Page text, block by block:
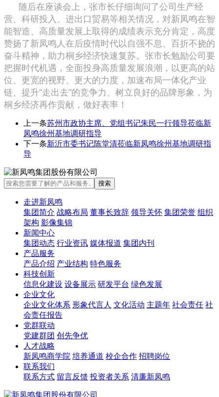
随后在座谈会上，张市长仔细询问了公司生产经
营、科研投入、进出口贸易等相关情况，对新凤鸣在智
能智造、高质量发展上取得的成绩表示充分肯定，高度
赞扬了新凤鸣人在后疫情时代以自强不息、百折不挠的
奋斗精神，助力桐乡经济快速复苏。张市长勉励公司要
把握时代机遇，全面投身高质量发展浪潮，以更高的站
位、更宽的视野、更大的力度，加速布局一体化产业
链、提升“走出去”的竞争力、树立良好的品牌形象，为
桐乡经济再作贡献，做好表率！
上一条苏州市政协主席、党组书记朱民一行领导莅临新
凤鸣徐州基地调研指导
下一条新沂市委书记陈堂清莅临新凤鸣徐州基地调研指
导
走进新凤鸣
集团简介 战略布局 董事长致辞 领导关怀 集团荣誉 组织
架构 影像集锦
新闻中心
集团动态 行业资讯 媒体报道 集团内刊
产品服务
产品介绍 产业结构 特色服务
科技创新
信息化建设 设备展示 研发平台 绿色发展
企业文化
企业文化体系 形象代言人 文化活动 主题年 社会责任 社
会责任报告
党群联动
党建群团 创先争优
人才战略
新凤鸣商学院 培养通道 校企合作 招聘岗位
联系我们
联系方式 留言反馈 投资者关系 清廉新凤鸣